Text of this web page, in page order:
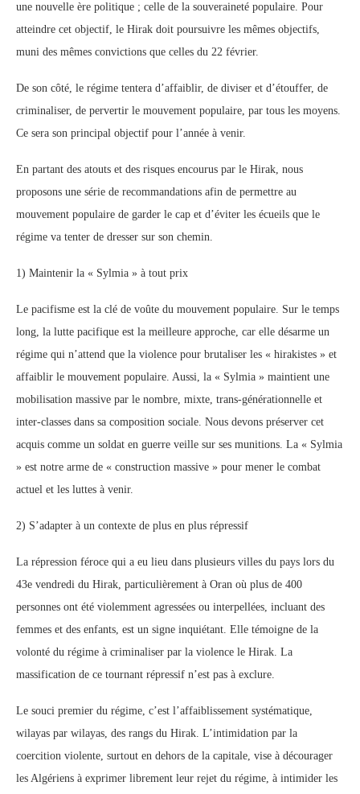
une nouvelle ère politique ; celle de la souveraineté populaire. Pour
atteindre cet objectif, le Hirak doit poursuivre les mêmes objectifs,
muni des mêmes convictions que celles du 22 février.
De son côté, le régime tentera d’affaiblir, de diviser et d’étouffer, de
criminaliser, de pervertir le mouvement populaire, par tous les moyens.
Ce sera son principal objectif pour l’année à venir.
En partant des atouts et des risques encourus par le Hirak, nous
proposons une série de recommandations afin de permettre au
mouvement populaire de garder le cap et d’éviter les écueils que le
régime va tenter de dresser sur son chemin.
1) Maintenir la « Sylmia » à tout prix
Le pacifisme est la clé de voûte du mouvement populaire. Sur le temps
long, la lutte pacifique est la meilleure approche, car elle désarme un
régime qui n’attend que la violence pour brutaliser les « hirakistes » et
affaiblir le mouvement populaire. Aussi, la « Sylmia » maintient une
mobilisation massive par le nombre, mixte, trans-générationnelle et
inter-classes dans sa composition sociale. Nous devons préserver cet
acquis comme un soldat en guerre veille sur ses munitions. La « Sylmia
» est notre arme de « construction massive » pour mener le combat
actuel et les luttes à venir.
2) S’adapter à un contexte de plus en plus répressif
La répression féroce qui a eu lieu dans plusieurs villes du pays lors du
43e vendredi du Hirak, particulièrement à Oran où plus de 400
personnes ont été violemment agressées ou interpellées, incluant des
femmes et des enfants, est un signe inquiétant. Elle témoigne de la
volonté du régime à criminaliser par la violence le Hirak. La
massification de ce tournant répressif n’est pas à exclure.
Le souci premier du régime, c’est l’affaiblissement systématique,
wilayas par wilayas, des rangs du Hirak. L’intimidation par la
coercition violente, surtout en dehors de la capitale, vise à décourager
les Algériens à exprimer librement leur rejet du régime, à intimider les